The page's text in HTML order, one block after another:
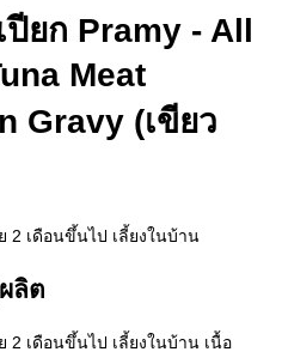
ยก Pramy - All
Meat
Gravy (เขียว
2 เดือนขึ้นไป เลี้ยงในบ้าน
ลิต
2 เดือนขึ้นไป เลี้ยงในบ้าน เนื้อ